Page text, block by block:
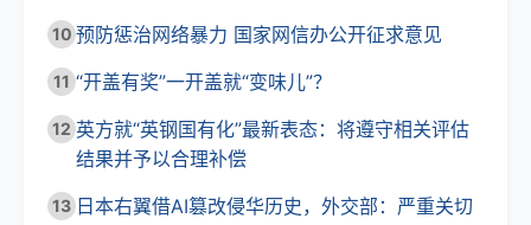
10 预防惩治网络暴力 国家网信办公开征求意见
11 “开盖有奖”一开盖就“变味儿”？
12 英方就“英钢国有化”最新表态：将遵守相关评估
结果并予以合理补偿
13 日本右翼借AI篡改侵华历史，外交部：严重关切